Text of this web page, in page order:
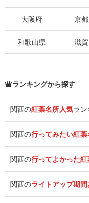
大阪府 京
和歌山県 滋
ランキングから探す
関西の紅葉名所人気ラ
関西の行ってみたい紅葉
関西の行ってよかった紅
関西のライトアップ期